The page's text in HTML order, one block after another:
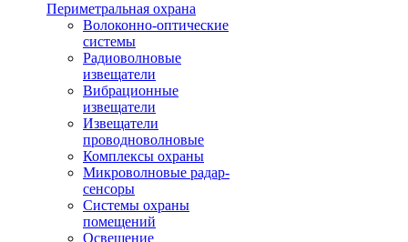
Периметральная охрана
Волоконно-оптические
системы
Радиоволновые
извещатели
Вибрационные
извещатели
Извещатели
проводноволновые
Комплексы охраны
Микроволновые радар-
сенсоры
Системы охраны
помещений
Освещение